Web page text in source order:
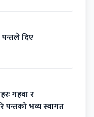
पन्तले दिए
गहवा र
पन्तको भव्य स्वागत